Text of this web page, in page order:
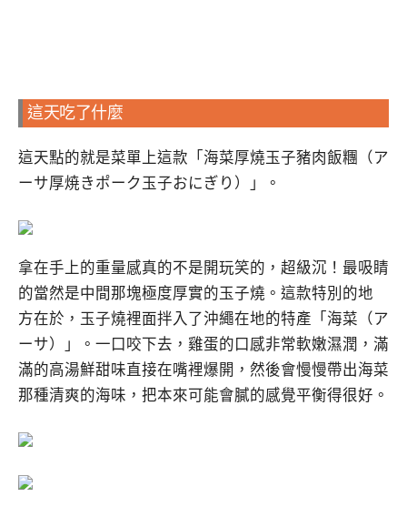
這天吃了什麼
這天點的就是菜單上這款「海菜厚燒玉子豬肉飯糰（ア
ーサ厚焼きポーク玉子おにぎり）」。
拿在手上的重量感真的不是開玩笑的，超級沉！最吸睛
的當然是中間那塊極度厚實的玉子燒。這款特別的地
方在於，玉子燒裡面拌入了沖繩在地的特產「海菜（ア
ーサ）」。一口咬下去，雞蛋的口感非常軟嫩濕潤，滿
滿的高湯鮮甜味直接在嘴裡爆開，然後會慢慢帶出海菜
那種清爽的海味，把本來可能會膩的感覺平衡得很好。